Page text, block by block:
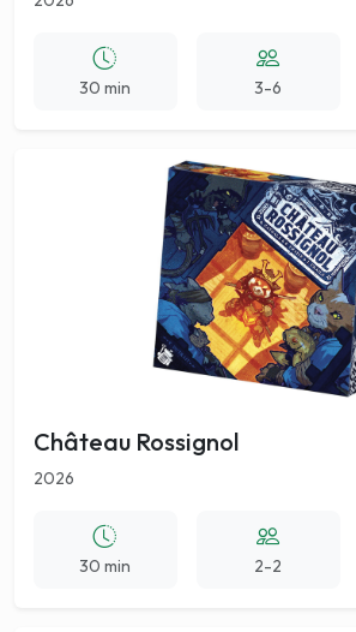
30 min 3-6
Château Rossignol
2026
30 min 2-2